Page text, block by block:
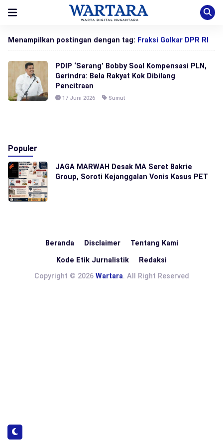
Menampilkan postingan dengan tag: Fraksi Golkar DPR RI
PDIP ‘Serang’ Bobby Soal Kompensasi PLN,
Gerindra: Bela Rakyat Kok Dibilang
Pencitraan
17 Juni 2026 Sumut
Populer
JAGA MARWAH Desak MA Seret Bakrie
Group, Soroti Kejanggalan Vonis Kasus PET
Beranda Disclaimer Tentang Kami
Kode Etik Jurnalistik
Redaksi
Copyright © 2026 Wartara. All Right Reserved